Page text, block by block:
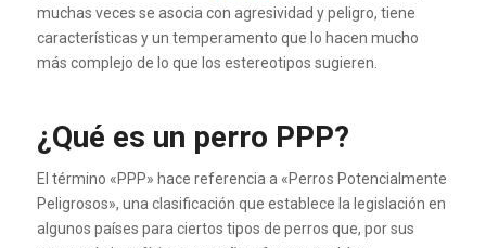
muchas veces se asocia con agresividad y peligro, tiene
características y un temperamento que lo hacen mucho
más complejo de lo que los estereotipos sugieren.
¿Qué es un perro PPP?
El término «PPP» hace referencia a «Perros Potencialmente
Peligrosos», una clasificación que establece la legislación en
algunos países para ciertos tipos de perros que, por sus